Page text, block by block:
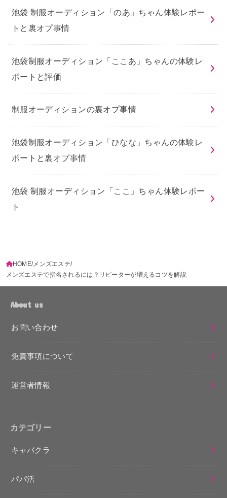
池袋 制服オーディション「のあ」ちゃん体験レポー
トと裏オプ事情
池袋制服オーディション「ここあ」ちゃんの体験レ
ポートと評価
制服オーディションの裏オプ事情
池袋制服オーディション「ひなな」ちゃんの体験レ
ポートと裏オプ事情
池袋 制服オーディション「ここ」ちゃん体験レポー
ト
HOME メンズエステ
メンズエステで指名されるには？リピーターが増えるコツを解説
About us
お問い合わせ
免責事項について
運営者情報
カテゴリー
キャバクラ
パパ活